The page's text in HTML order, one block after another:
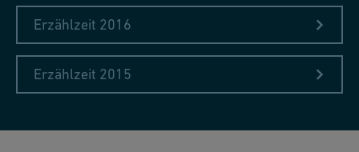
Erzählzeit 2016
Erzählzeit 2015